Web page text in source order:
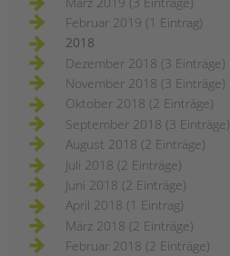
Februar 2019 (1 Eintrag)
2018
Dezember 2018 (3 Einträge)
November 2018 (3 Einträge)
Oktober 2018 (2 Einträge)
September 2018 (3 Einträge)
August 2018 (2 Einträge)
Juli 2018 (2 Einträge)
Juni 2018 (2 Einträge)
April 2018 (1 Eintrag)
März 2018 (2 Einträge)
Februar 2018 (2 Einträge)